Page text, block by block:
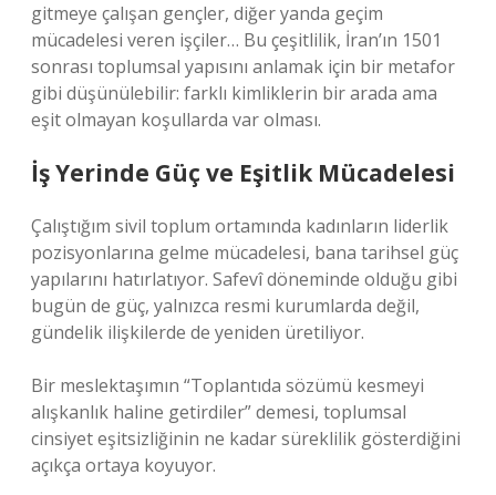
gitmeye çalışan gençler, diğer yanda geçim
mücadelesi veren işçiler… Bu çeşitlilik, İran’ın 1501
sonrası toplumsal yapısını anlamak için bir metafor
gibi düşünülebilir: farklı kimliklerin bir arada ama
eşit olmayan koşullarda var olması.
İş Yerinde Güç ve Eşitlik Mücadelesi
Çalıştığım sivil toplum ortamında kadınların liderlik
pozisyonlarına gelme mücadelesi, bana tarihsel güç
yapılarını hatırlatıyor. Safevî döneminde olduğu gibi
bugün de güç, yalnızca resmi kurumlarda değil,
gündelik ilişkilerde de yeniden üretiliyor.
Bir meslektaşımın “Toplantıda sözümü kesmeyi
alışkanlık haline getirdiler” demesi, toplumsal
cinsiyet eşitsizliğinin ne kadar süreklilik gösterdiğini
açıkça ortaya koyuyor.